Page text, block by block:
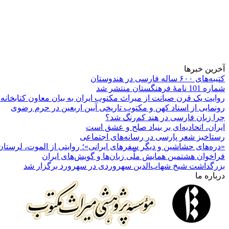
آخرین خبرها
کتیبه‌های ۶۰۰ ساله فارسی در هندوستان
شماره 101 نامۀ فرهنگستان منتشر شد
روایت یک قرن صیانت از میراث مکتوب ایران به بیان معاون
رونمایی از اسناد کهن و مکتوب تاریخی آیین اربعین در حرم رضوی
چرا زبان فارسی در هند کم‌رنگ شد؟
ایران، اتحادیه‌ای بر بنیاد صلح و عشق است
رستاخیز شعر پارسی در رسانه‌های اجتماعی
«دره‌های حشاشین و دیگر سفرهای ایرانی»؛ روایتی از الموت، لرستان
فراخوان هشتمین همایش ملّی زبان‌ها و گویش‌های ایران
بزرگداشت شیخ شهاب‌الدین سهروردی در سهرورد برگزار شد
درباره ما